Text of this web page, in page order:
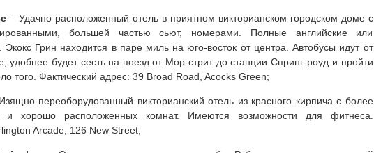
– Удачно расположенный отель в приятном викторианском городском доме с
большей частью сьют, номерами. Полные английские или
Экокс Грин находится в паре миль на юго-восток от центра. Автобусы идут от
удобнее будет сесть на поезд от Мор-стрит до станции Спринг-роуд и пройти
того. Фактический адрес: 39 Broad Road, Acocks Green;
переоборудованный викторианский отель из красного кирпича с более
и хорошо расположенных комнат. Имеются возможности для фитнеса.
Arcade, 126 New Street;